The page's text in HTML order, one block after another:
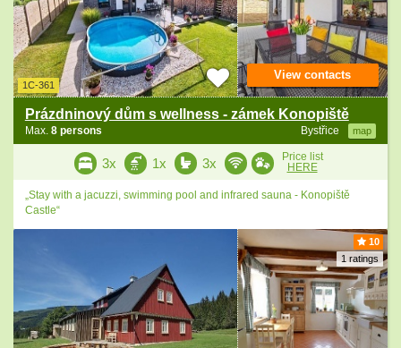
1C-361
Prázdninový dům s wellness - zámek Konopiště
Bystřice map
Max. 8 persons
View contacts
3x 1x 3x
Price list
HERE
„Stay with a jacuzzi, swimming pool and infrared sauna - Konopiště
Castle“
10
1 ratings